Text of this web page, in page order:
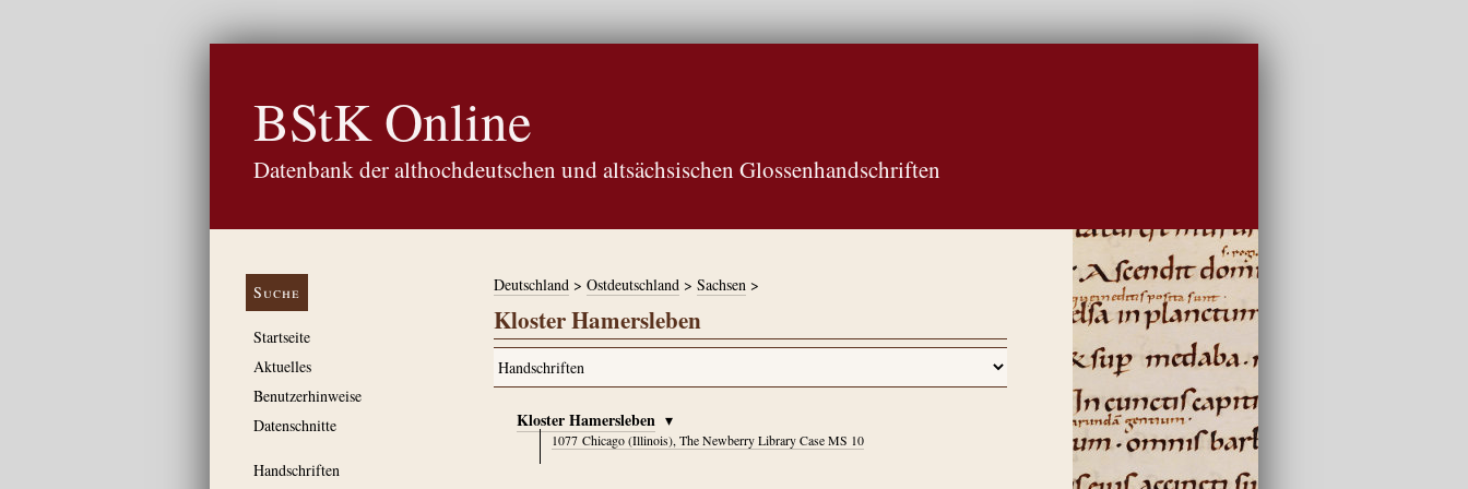
BStK Online
Datenbank der althochdeutschen und altsächsischen Glossenhandschriften
Suche
Startseite
Aktuelles
Benutzerhinweise
Datenschnitte
Handschriften
Deutschland > Ostdeutschland > Sachsen >
Kloster Hamersleben
Kloster Hamersleben ▾
1077 Chicago (Illinois), The Newberry Library Case MS 10